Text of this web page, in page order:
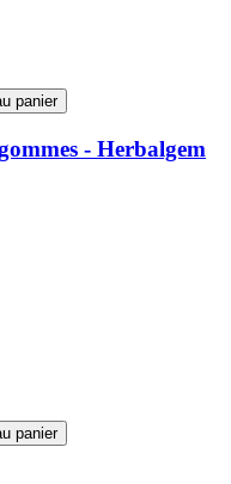
panier
- Herbalgem
panier